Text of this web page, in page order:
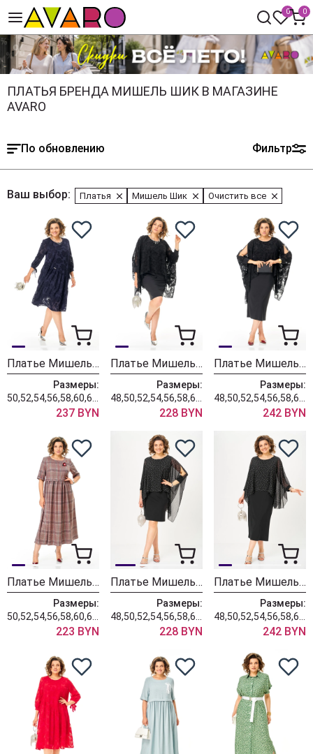
0 0
ПЛАТЬЯ БРЕНДА МИШЕЛЬ ШИК В МАГАЗИНЕ
AVARO
По обновлению Фильтр
Ваш выбор: Платья Мишель Шик Очистить все
Платье Мишель Шик 2164-2 синий
Размеры:
237 BYN
Платье Мишель Шик 2203 черный
Размеры:
228 BYN
Платье Мишель Шик 2202 черный
Размеры:
242 BYN
Платье Мишель Шик 2132-2 брусничный + клетка
Размеры:
223 BYN
Платье Мишель Шик 2203 черный + горох
Размеры:
228 BYN
Платье Мишель Шик 2202 черный + горох
Размеры:
242 BYN